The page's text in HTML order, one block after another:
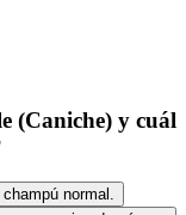
(Caniche) y cuál
normal.